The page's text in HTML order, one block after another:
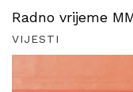
Radno vrijeme
VIJESTI